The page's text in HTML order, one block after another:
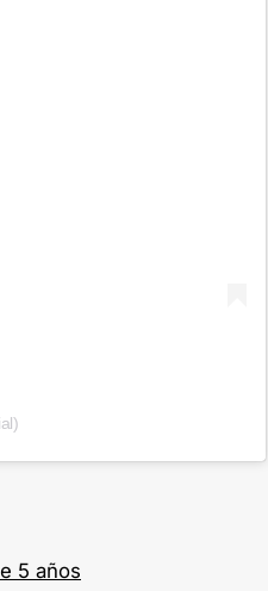
5 años